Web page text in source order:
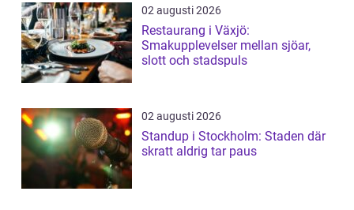
02 augusti 2026
Restaurang i Växjö:
Smakupplevelser mellan sjöar,
slott och stadspuls
02 augusti 2026
Standup i Stockholm: Staden där
skratt aldrig tar paus